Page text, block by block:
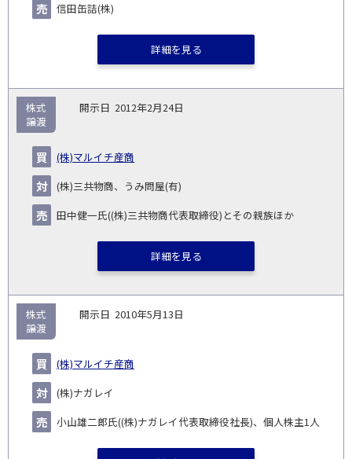
信田缶詰(株)
詳細を見る
2012年2月24日
(株)マルイチ産商
(株)三共物商、うみ問屋(有)
田中健一氏((株)三共物商代表取締役)とその親族ほか
株式
譲渡
詳細を見る
2010年5月13日
(株)マルイチ産商
(株)ナガレイ
小山雄二郎氏((株)ナガレイ代表取締役社長)、個人株主1人
株式
譲渡